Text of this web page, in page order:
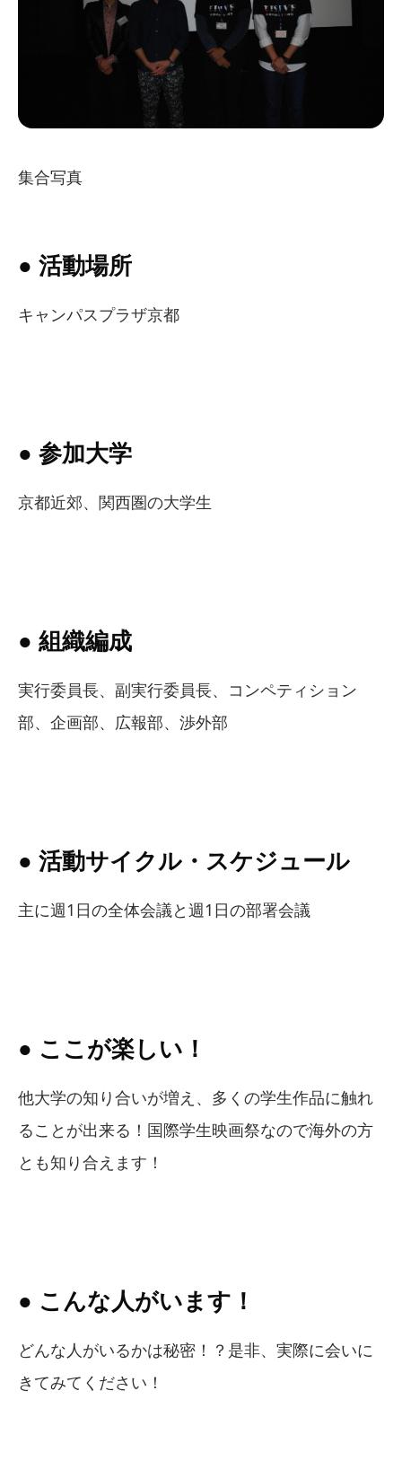
集合写真
● 活動場所
キャンパスプラザ京都
● 参加大学
京都近郊、関西圏の大学生
● 組織編成
実行委員長、副実行委員長、コンペティション
部、企画部、広報部、渉外部
● 活動サイクル・スケジュール
主に週1日の全体会議と週1日の部署会議
● ここが楽しい！
他大学の知り合いが増え、多くの学生作品に触れ
ることが出来る！国際学生映画祭なので海外の方
とも知り合えます！
● こんな人がいます！
どんな人がいるかは秘密！？是非、実際に会いに
きてみてください！